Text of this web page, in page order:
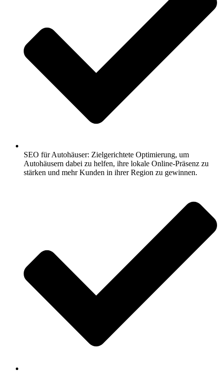
SEO für Autohäuser: Zielgerichtete Optimierung, um
Autohäusern dabei zu helfen, ihre lokale Online-Präsenz zu
stärken und mehr Kunden in ihrer Region zu gewinnen.